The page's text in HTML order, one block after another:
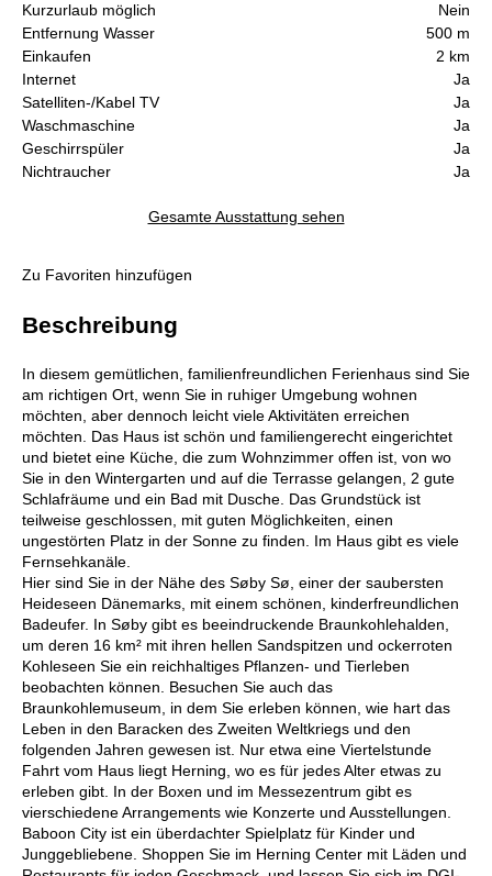
Kurzurlaub möglich
Nein
Entfernung Wasser
500 m
Einkaufen
2 km
Internet
Ja
Satelliten-/Kabel TV
Ja
Waschmaschine
Ja
Geschirrspüler
Ja
Nichtraucher
Ja
Gesamte Ausstattung sehen
Zu Favoriten hinzufügen
Beschreibung
In diesem gemütlichen, familienfreundlichen Ferienhaus sind Sie
am richtigen Ort, wenn Sie in ruhiger Umgebung wohnen
möchten, aber dennoch leicht viele Aktivitäten erreichen
möchten. Das Haus ist schön und familiengerecht eingerichtet
und bietet eine Küche, die zum Wohnzimmer offen ist, von wo
Sie in den Wintergarten und auf die Terrasse gelangen, 2 gute
Schlafräume und ein Bad mit Dusche. Das Grundstück ist
teilweise geschlossen, mit guten Möglichkeiten, einen
ungestörten Platz in der Sonne zu finden. Im Haus gibt es viele
Fernsehkanäle.
Hier sind Sie in der Nähe des Søby Sø, einer der saubersten
Heideseen Dänemarks, mit einem schönen, kinderfreundlichen
Badeufer. In Søby gibt es beeindruckende Braunkohlehalden,
um deren 16 km² mit ihren hellen Sandspitzen und ockerroten
Kohleseen Sie ein reichhaltiges Pflanzen- und Tierleben
beobachten können. Besuchen Sie auch das
Braunkohlemuseum, in dem Sie erleben können, wie hart das
Leben in den Baracken des Zweiten Weltkriegs und den
folgenden Jahren gewesen ist. Nur etwa eine Viertelstunde
Fahrt vom Haus liegt Herning, wo es für jedes Alter etwas zu
erleben gibt. In der Boxen und im Messezentrum gibt es
vierschiedene Arrangements wie Konzerte und Ausstellungen.
Baboon City ist ein überdachter Spielplatz für Kinder und
Junggebliebene. Shoppen Sie im Herning Center mit Läden und